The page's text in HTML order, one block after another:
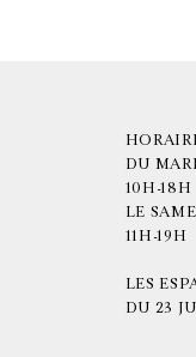
DU
10H-18H
LE
11H-19H
LES
DU 23